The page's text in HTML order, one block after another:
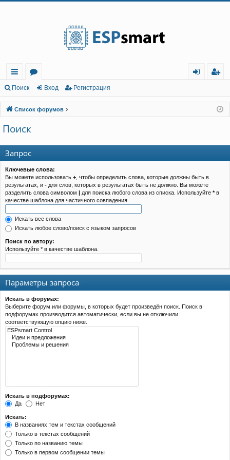
с
ы
лк
и
ру
м
ы
д
ис
тр
Поиск Вход Регистрация
Список форумов
Поиск
Запрос
Ключевые слова:
Вы можете использовать + , чтобы определить слова, которые должны быть в
результатах, и - для слов, которых в результатах быть не должно. Вы можете
разделить слова символом | для поиска любого слова из списка. Используйте *в
качестве шаблона для частичного совпадения.
Искать все слова
Искать любое слово/поиск с языком запросов
Поиск по автору:
Используйте * в качестве шаблона.
Параметры запроса
Искать в форумах:
Выберите форум или форумы, в которых будет произведён поиск. Поиск в
подфорумах производится автоматически, если вы не отключили
соответствующую опцию ниже.
Искать в подфорумах:
Да
Нет
Искать:
В названиях тем и текстах сообщений
Только в текстах сообщений
Только по названию темы
Только в первом сообщении темы